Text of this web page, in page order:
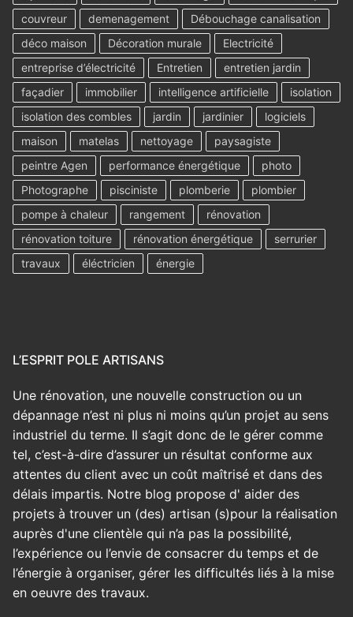
couvreur
demenagement
Débouchage canalisation
déco maison
Décoration murale
Electricité
entreprise d’électricité
Entretien
entretien jardin
façadier
immobilier intelligence artificielle
isolation
isolation des combles
jardin jardinier
logiciels
maison
matelas nettoyage
paysagiste
peintre Agen
performance énergétique
photo
Photographe
pisciniste plomberie
plombier
pompe à chaleur
rangement
rénovation
rénovation toiture
rénovation énergétique
serrurier
travaux
éléctricien énergie
L’ESPRIT POLE ARTISANS
Une rénovation, une nouvelle construction ou un
dépannage n’est ni plus ni moins qu’un projet au sens
industriel du terme. Il s’agit donc de le gérer comme
tel, c’est-à-dire d’assurer un résultat conforme aux
attentes du client avec un coût maîtrisé et dans des
délais impartis. Notre blog propose d' aider des
projets à trouver un (des) artisan (s)pour la réalisation
auprès d'une clientèle qui n’a pas la possibilité,
l’expérience ou l’envie de consacrer du temps et de
l’énergie à organiser, gérer les difficultés liés à la mise
en oeuvre des travaux.